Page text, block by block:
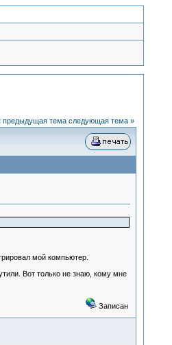
предыдущая тема следующая тема »
мой компьютер.
Вот только не знаю, кому мне
Записан